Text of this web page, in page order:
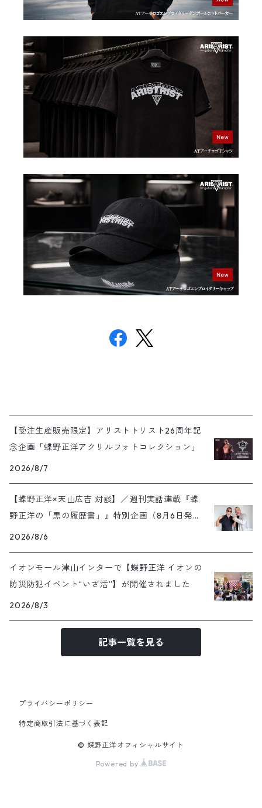
【受注生産販売限定】アリストトリスト26周年記
念企画「蝶野正洋アクリルフォトコレクション」
2026/8/7
【蝶野正洋×天山広吉 対談】／週刊実話連載『蝶
野正洋の「黒の履歴書」』特別企画（8月6日発売
号）
2026/8/6
イオンモール津山インターで【蝶野正洋 イオンの
防災防犯イベント“いざ活”】が開催されました
2026/8/3
記事一覧を見る
プライバシーポリシー
特定商取引法に基づく表記
© 蝶野正洋オフィシャルサイト
Powered by